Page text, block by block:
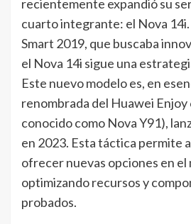
recientemente expandió su
cuarto integrante: el Nova
Smart 2019, que buscaba
el Nova 14i sigue una
Este nuevo modelo es, en
renombrada del Huawei Enjoy
conocido como Nova Y91),
en 2023. Esta táctica permite
ofrecer nuevas opciones en el
optimizando recursos y
probados.